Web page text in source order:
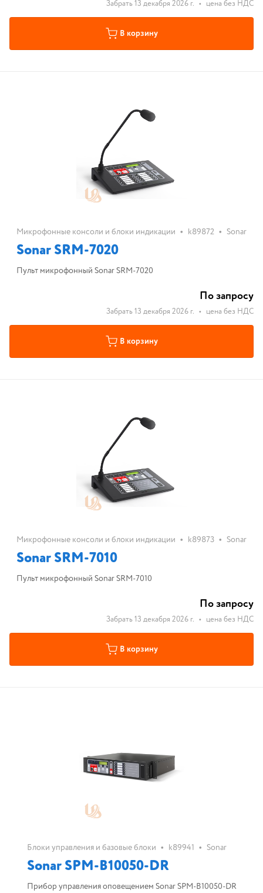
Забрать 13 декабря 2026 г. • цена без НДС
В корзину
Микрофонные консоли и блоки индикации • k89872 • Sonar
Sonar SRM-7020
Пульт микрофонный Sonar SRM-7020
По запросу
Забрать 13 декабря 2026 г. • цена без НДС
В корзину
Микрофонные консоли и блоки индикации • k89873 • Sonar
Sonar SRM-7010
Пульт микрофонный Sonar SRM-7010
По запросу
Забрать 13 декабря 2026 г. • цена без НДС
В корзину
Блоки управления и базовые блоки • k89941 • Sonar
Sonar SPM-B10050-DR
Прибор управления оповещением Sonar SPM-B10050-DR